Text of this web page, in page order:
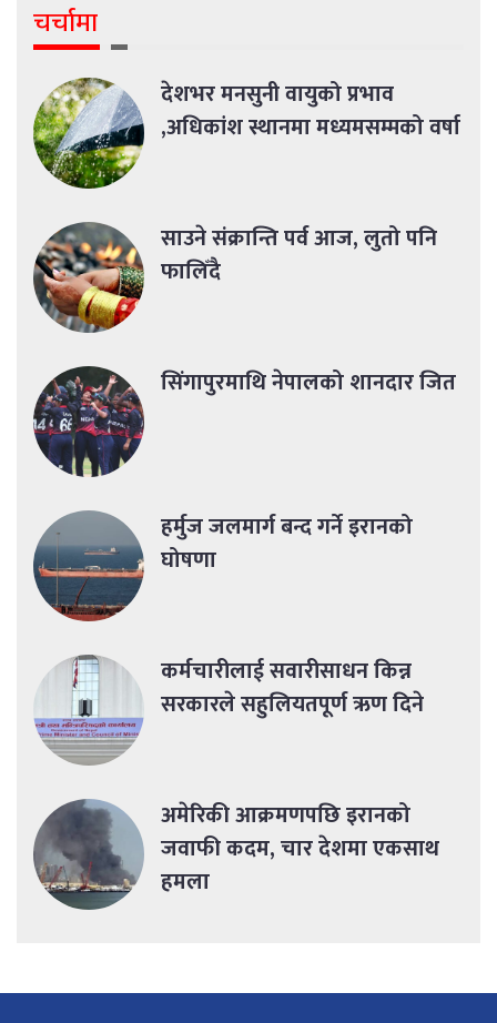
चर्चामा
देशभर मनसुनी वायुको प्रभाव
,अधिकांश स्थानमा मध्यमसम्मको वर्षा
साउने संक्रान्ति पर्व आज, लुतो पनि
फालिँदै
सिंगापुरमाथि नेपालको शानदार जित
हर्मुज जलमार्ग बन्द गर्ने इरानको
घोषणा
कर्मचारीलाई सवारीसाधन किन्न
सरकारले सहुलियतपूर्ण ऋण दिने
अमेरिकी आक्रमणपछि इरानको
जवाफी कदम, चार देशमा एकसाथ
हमला